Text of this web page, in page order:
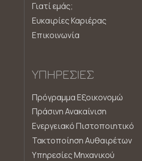
Γιατί εμάς;
Ευκαιρίες Καριέρας
Επικοινωνία
ΥΠΗΡΕΣΊΕΣ
Πρόγραμμα Εξοικονομώ
Πράσινη Ανακαίνιση
Ενεργειακό Πιστοποιητικό
Τακτοποίηση Αυθαιρέτων
Υπηρεσίες Μηχανικού